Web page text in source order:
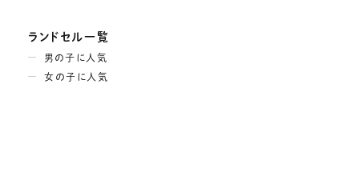
ランドセル一覧
男の子に人気
女の子に人気